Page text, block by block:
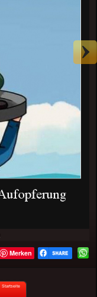
Merken
Startseite